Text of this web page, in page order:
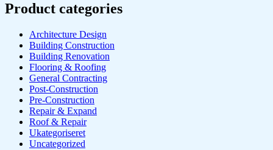
Product categories
Architecture Design
Building Construction
Building Renovation
Flooring & Roofing
General Contracting
Post-Construction
Pre-Construction
Repair & Expand
Roof & Repair
Ukategoriseret
Uncategorized